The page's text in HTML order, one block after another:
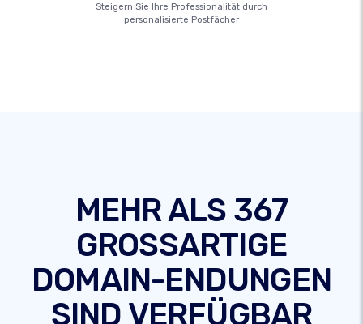
Steigern Sie Ihre Professionalität durch
personalisierte Postfächer
MEHR ALS 367
GROSSARTIGE
DOMAIN-ENDUNGEN
SIND VERFÜGBAR